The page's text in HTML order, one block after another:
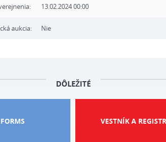
13.02.2024 00:00
aukcia: Nie
DÔLEŽITÉ
VESTNÍK A